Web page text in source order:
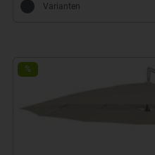
Varianten
%